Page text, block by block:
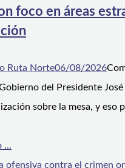
foco en áreas
Ruta Norte06/08/2026
del Presidente
sobre la mesa, y eso
...